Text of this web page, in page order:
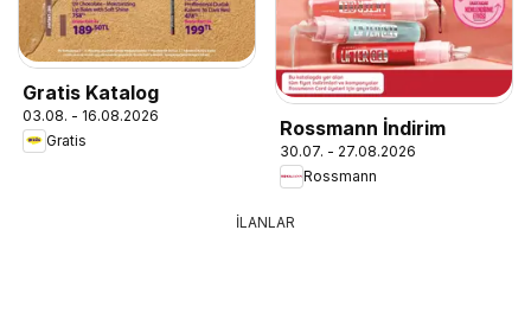
Gratis Katalog
03.08. - 16.08.2026
Gratis
Rossmann İndirim
30.07. - 27.08.2026
Rossmann
İLANLAR